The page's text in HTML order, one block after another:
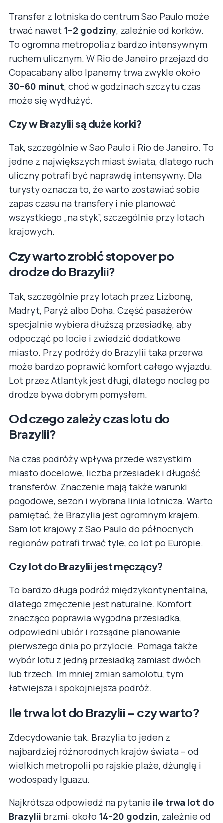
Transfer z lotniska do centrum Sao Paulo może
trwać nawet 1–2 godziny, zależnie od korków.
To ogromna metropolia z bardzo intensywnym
ruchem ulicznym. W Rio de Janeiro przejazd do
Copacabany albo Ipanemy trwa zwykle około
30–60 minut, choć w godzinach szczytu czas
może się wydłużyć.
Czy w Brazylii są duże korki?
Tak, szczególnie w Sao Paulo i Rio de Janeiro. To
jedne z największych miast świata, dlatego ruch
uliczny potrafi być naprawdę intensywny. Dla
turysty oznacza to, że warto zostawiać sobie
zapas czasu na transfery i nie planować
wszystkiego „na styk”, szczególnie przy lotach
krajowych.
Czy warto zrobić stopover po
drodze do Brazylii?
Tak, szczególnie przy lotach przez Lizbonę,
Madryt, Paryż albo Doha. Część pasażerów
specjalnie wybiera dłuższą przesiadkę, aby
odpocząć po locie i zwiedzić dodatkowe
miasto. Przy podróży do Brazylii taka przerwa
może bardzo poprawić komfort całego wyjazdu.
Lot przez Atlantyk jest długi, dlatego nocleg po
drodze bywa dobrym pomysłem.
Od czego zależy czas lotu do
Brazylii?
Na czas podróży wpływa przede wszystkim
miasto docelowe, liczba przesiadek i długość
transferów. Znaczenie mają także warunki
pogodowe, sezon i wybrana linia lotnicza. Warto
pamiętać, że Brazylia jest ogromnym krajem.
Sam lot krajowy z Sao Paulo do północnych
regionów potrafi trwać tyle, co lot po Europie.
Czy lot do Brazylii jest męczący?
To bardzo długa podróż międzykontynentalna,
dlatego zmęczenie jest naturalne. Komfort
znacząco poprawia wygodna przesiadka,
odpowiedni ubiór i rozsądne planowanie
pierwszego dnia po przylocie. Pomaga także
wybór lotu z jedną przesiadką zamiast dwóch
lub trzech. Im mniej zmian samolotu, tym
łatwiejsza i spokojniejsza podróż.
Ile trwa lot do Brazylii – czy warto?
Zdecydowanie tak. Brazylia to jeden z
najbardziej różnorodnych krajów świata – od
wielkich metropolii po rajskie plaże, dżunglę i
wodospady Iguazu.
Najkrótsza odpowiedź na pytanie ile trwa lot do
Brazylii brzmi: około 14–20 godzin, zależnie od